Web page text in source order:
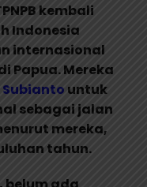
kembali
Indonesia
internasional
Papua. Mereka
Subianto untuk
sebagai jalan
mereka,
tahun.